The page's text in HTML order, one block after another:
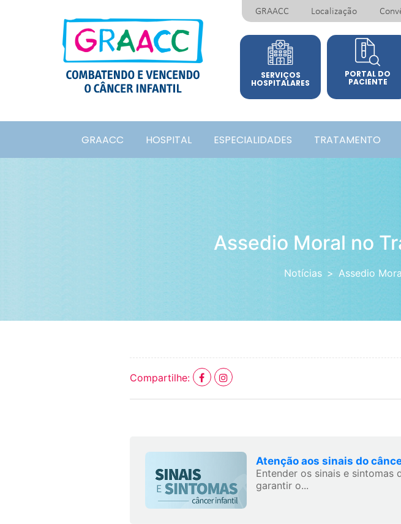
GRAACC Localização
SERVIÇOS
HOSPITALARES
PORTAL DO
PACIENTE
GRAACC HOSPITAL ESPECIALIDADES TRATAMENTO
Assedio Moral no
Notícias Assedio
Compartilhe:
Atenção aos sinais do
Entender os sinais e sintomas
garantir o...